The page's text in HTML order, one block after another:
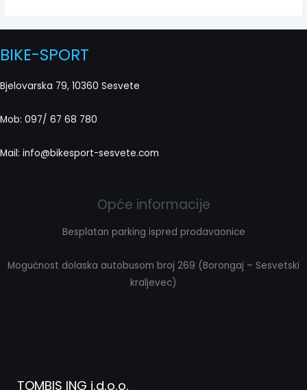
BIKE-SPORT
Bjelovarska 79, 10360 Sesvete
Mob: 097/ 67 68 780
Mail: info@bikesport-sesvete.com
Opće informacije
Besplatan parking ispred prodavaonice
Mogućnost dolaska autobusom broj 269 (Borongaj – Sesvetski
kraljevec)
TOMBIS ING j.d.o.o.